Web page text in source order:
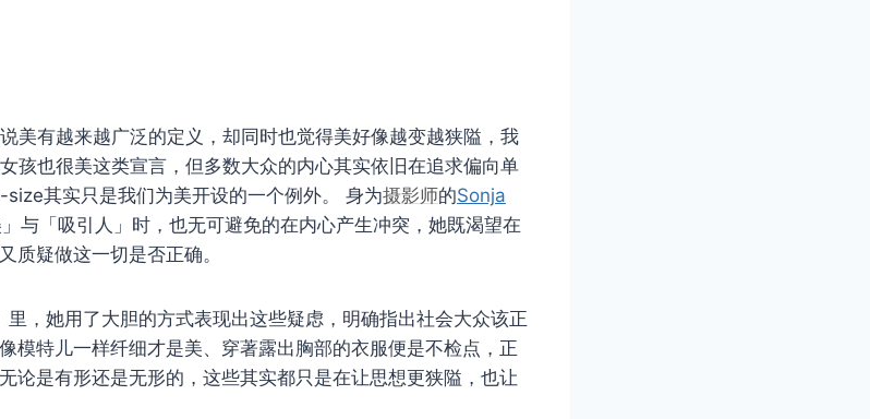
美有越来越广泛的定义，却同时也觉得美好像越变越狭隘，我
孩也很美这类宣言，但多数大众的内心其实依旧在追求偏向单
其实只是我们为美开设的一个例外。 身为摄影师的Sonja
与「吸引人」时，也无可避免的在内心产生冲突，她既渴望在
质疑做这一切是否正确。
，她用了大胆的方式表现出这些疑虑，明确指出社会大众该正
模特儿一样纤细才是美、穿著露出胸部的衣服便是不检点，正
论是有形还是无形的，这些其实都只是在让思想更狭隘，也让